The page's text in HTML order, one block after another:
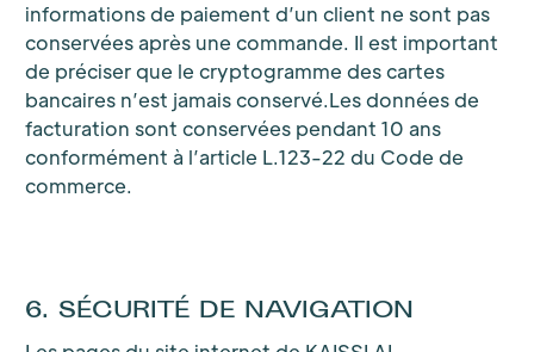
informations de paiement d’un client ne sont pas
conservées après une commande. Il est important
de préciser que le cryptogramme des cartes
bancaires n’est jamais conservé.Les données de
facturation sont conservées pendant 10 ans
conformément à l’article L.123-22 du Code de
commerce.
6. SÉCURITÉ DE NAVIGATION